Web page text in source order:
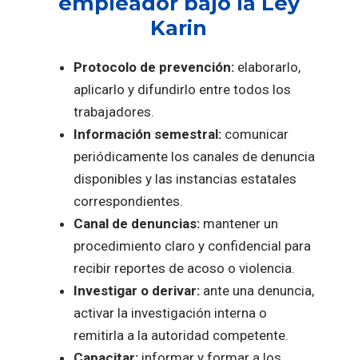
Karin
Protocolo de prevención: elaborarlo,
aplicarlo y difundirlo entre todos los
trabajadores.
Información semestral: comunicar
periódicamente los canales de denuncia
disponibles y las instancias estatales
correspondientes.
Canal de denuncias: mantener un
procedimiento claro y confidencial para
recibir reportes de acoso o violencia.
Investigar o derivar: ante una denuncia,
activar la investigación interna o
remitirla a la autoridad competente.